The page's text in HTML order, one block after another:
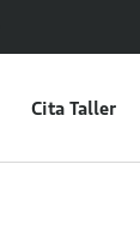
Cita Taller